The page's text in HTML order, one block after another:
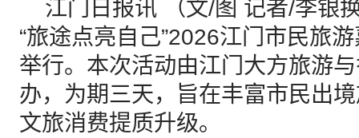
江门日报讯 （文/图 记者/李银
“旅途点亮自己”2026江门市民旅
举行。本次活动由江门大方旅游
办，为期三天，旨在丰富市民出
文旅消费提质升级。